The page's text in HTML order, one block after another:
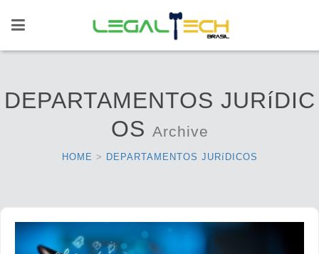
DEPARTAMENTOS JURíDIC
OS Archive
HOME > DEPARTAMENTOS JURíDICOS